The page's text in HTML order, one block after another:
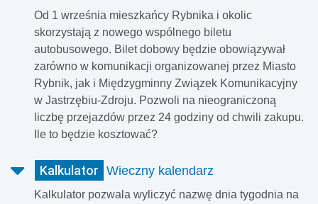
Od 1 września mieszkańcy Rybnika i okolic
skorzystają z nowego wspólnego biletu
autobusowego. Bilet dobowy będzie obowiązywał
zarówno w komunikacji organizowanej przez Miasto
Rybnik, jak i Międzygminny Związek Komunikacyjny
w Jastrzębiu-Zdroju. Pozwoli na nieograniczoną
liczbę przejazdów przez 24 godziny od chwili zakupu.
Ile to będzie kosztować?
Kalkulator Wieczny kalendarz
Kalkulator pozwala wyliczyć nazwę dnia tygodnia na